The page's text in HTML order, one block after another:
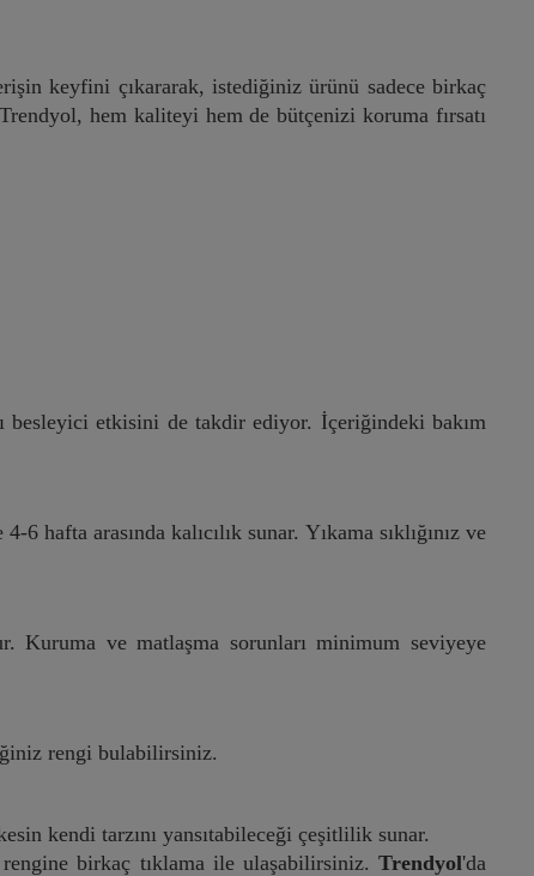
keyfini çıkararak, istediğiniz ürünü sadece birkaç
hem kaliteyi hem de bütçenizi koruma fırsatı
besleyici etkisini de takdir ediyor. İçeriğindeki bakım
hafta arasında kalıcılık sunar. Yıkama sıklığınız ve
Kuruma ve matlaşma sorunları minimum seviyeye
rengi bulabilirsiniz.
kendi tarzını yansıtabileceği çeşitlilik sunar.
birkaç tıklama ile ulaşabilirsiniz. Trendyol'da